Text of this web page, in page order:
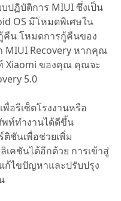
ปฏิบัติการ MIUI ซึ่งเป็น
OS มีโหมดพิเศษใน
คืน โหมดการกู้คืนของ
MIUI Recovery หากคุณ
Xiaomi ของคุณ คุณจะ
5.0
อรีเซ็ตโรงงานหรือ
พท์ทำงานได้ดีขึ้น
ชันเพื่อช่วยเพิ่ม
คชันได้อีกด้วย การเข้าสู่
ไขปัญหาและปรับปรุง